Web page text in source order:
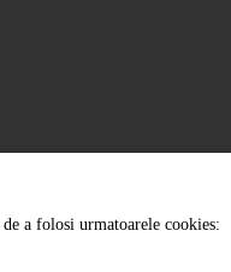
a folosi urmatoarele cookies: